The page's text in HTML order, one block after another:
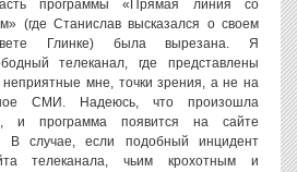
программы «Прямая линия со
(где Станислав высказался о своем
Глинке) была вырезана. Я
телеканал, где представлены
мне, точки зрения, а не на
СМИ. Надеюсь, что произошла
и программа появится на сайте
В случае, если подобный инцидент
телеканала, чьим крохотным и